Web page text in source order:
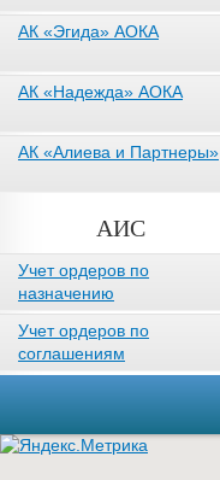
АК «Эгида» АОКА
АК «Надежда» АОКА
АК «Алиева и Партнеры»
АИС
Учет ордеров по
назначению
Учет ордеров по
соглашениям